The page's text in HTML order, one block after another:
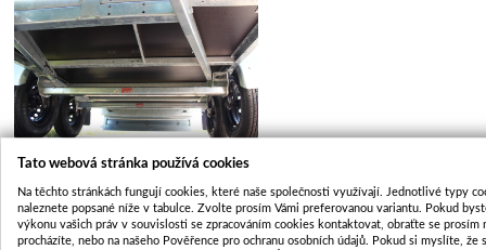
Tato webová stránka používá cookies
Na těchto stránkách fungují cookies, které naše společnosti využívají. Jednotlivé typy
naleznete popsané níže v tabulce. Zvolte prosím Vámi preferovanou variantu. Pokud
výkonu vašich práv v souvislosti se zpracováním cookies kontaktovat, obraťte se prosím
procházíte, nebo na našeho Pověřence pro ochranu osobních údajů. Pokud si myslíte, že